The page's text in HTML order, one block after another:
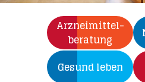
Arzneimittel-­
beratung
Gesund leben